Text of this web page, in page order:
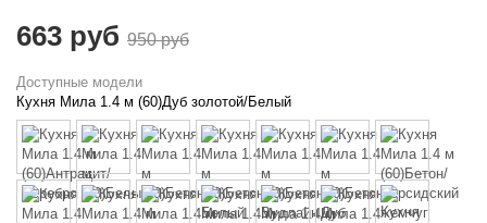
663 руб 950 руб
Доступные модели
Кухня Мила 1.4 м (60)Дуб золотой/Белый